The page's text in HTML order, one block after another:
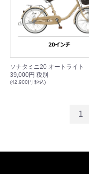
ソナタミニ20 オートライト
39,000円 税別
(42,900円 税込)
1